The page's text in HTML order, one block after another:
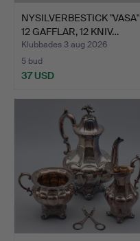
NYSILVERBESTICK "VASA"
12 GAFFLAR, 12 KNIV…
Klubbades 3 aug 2026
5 bud
37 USD